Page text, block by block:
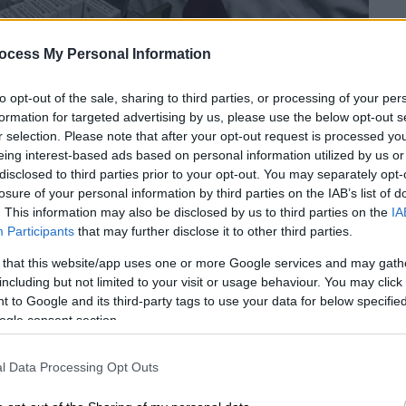
My Personal Information
opt-out of the sale, sharing to third parties, or processing of your
for targeted advertising by us, please use the below opt-out
selection. Please note that after your opt-out request is processed
interest-based ads based on personal information utilized by us
to third parties prior to your opt-out. You may separately
of your personal information by third parties on the IAB’s list of
This information may also be disclosed by us to third parties on the
Participants that may further disclose it to other third parties.
that this website/app uses one or more Google services and may
but not limited to your visit or usage behaviour. You may
to Google and its third-party tags to use your data for below
consent section.
Data Processing Opt Outs
το ΕΘΝΟΣ στη Google
των ασθενώνγια ταφάρμακα, καθώς
την τσέπη τους αυξάνονται.